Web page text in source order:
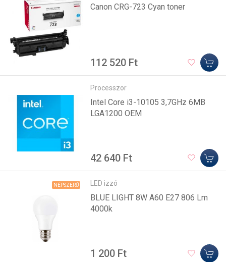
Canon CRG-723 Cyan toner
112 520 Ft
Processzor
Intel Core i3-10105 3,7GHz 6MB
LGA1200 OEM
42 640 Ft
NÉPSZERŰ LED izzó
BLUE LIGHT 8W A60 E27 806 Lm
4000k
1 200 Ft